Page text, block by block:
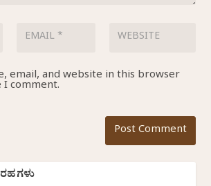
email, and website in this browser
comment.